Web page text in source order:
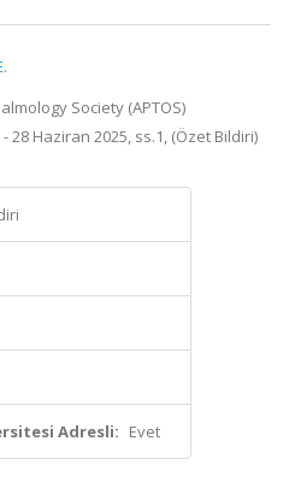
Society (APTOS)
28 Haziran 2025, ss.1, (Özet Bildiri)
Adresli: Evet